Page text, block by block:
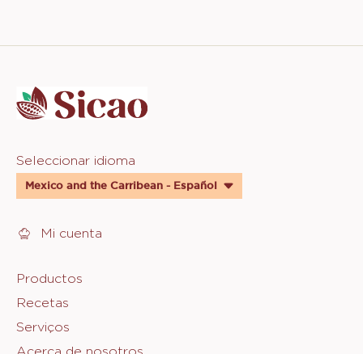
info
Website
quick
links
Seleccionar idioma
Mexico and the Carribean - Español
Mi cuenta
Footer
Sicao
Productos
Recetas
Serviços